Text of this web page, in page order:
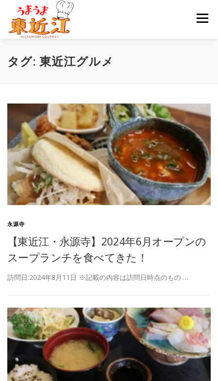
ン
メニュ
HOME グルメ記事 カテゴリーから選ぶ
タグ: 東近江グルメ
永源寺
【東近江・永源寺】2024年6月オープンの
スープランチを食べてきた！
訪問日:2024年8月11日 ※記載の内容は訪問日時点のもの …